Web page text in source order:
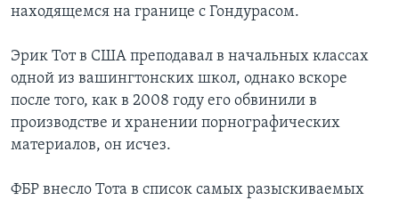
находящемся на границе с Гондурасом.
Эрик Тот в США преподавал в начальных классах
одной из вашингтонских школ, однако вскоре
после того, как в 2008 году его обвинили в
производстве и хранении порнографических
материалов, он исчез.
ФБР внесло Тота в список самых разыскиваемых